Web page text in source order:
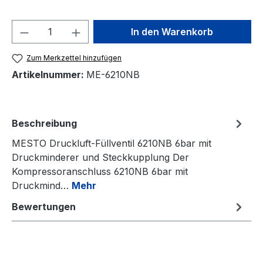
Produkt Anzahl: Gib denIn den Warenkorb
Zum Merkzettel hinzufügen
Artikelnummer: ME-6210NB
Beschreibung
MESTO Druckluft-Füllventil 6210NB 6bar mit
Druckminderer und Steckkupplung Der
Kompressoranschluss 6210NB 6bar mit
Druckmind… Mehr
Bewertungen